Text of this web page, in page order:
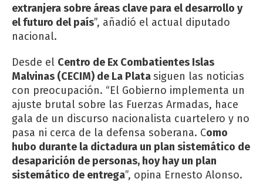
extranjera sobre áreas clave para el desarrollo y
el futuro del país”, añadió el actual diputado
nacional.
Desde el Centro de Ex Combatientes Islas
Malvinas (CECIM) de La Platasiguen las noticias
con preocupación. “El Gobierno implementa un
ajuste brutal sobre las Fuerzas Armadas, hace
gala de un discurso nacionalista cuartelero y no
pasa ni cerca de la defensa soberana. Como
hubo durante la dictadura un plan sistemático de
desaparición de personas, hoy hay un plan
sistemático de entrega”, opina Ernesto Alonso.